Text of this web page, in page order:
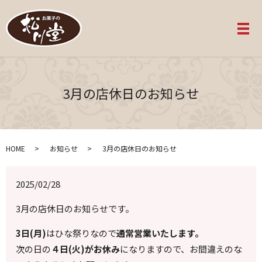
メ
3月の店休日のお知らせ
HOME お知らせ 3月の店休日のお知らせ
2025/02/28
3月の店休日のお知らせです。
3日(月)はひな祭りなので通常営業いたします。
次の日の４日(火)がお休みになりますので、お間違えのな